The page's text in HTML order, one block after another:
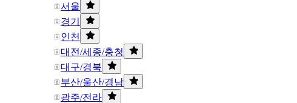
서울
경기
인천
대전/세종/충청
대구/경북
부산/울산/경남
광주/전라